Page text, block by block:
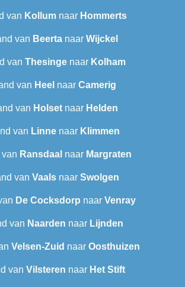
van Kollumnaar Hommerts
van Beerta naar Wijckel
van Thesinge naar Kolham
van Heel naar Camerig
van Holsetnaar Helden
van Linne naar Klimmen
Ransdaal naar Margraten
van Vaalsnaar Swolgen
De Cocksdorp naar Venray
van Naarden naar Lijnden
Velsen-Zuid naar Oosthuizen
van Vilsteren naar Het Stift